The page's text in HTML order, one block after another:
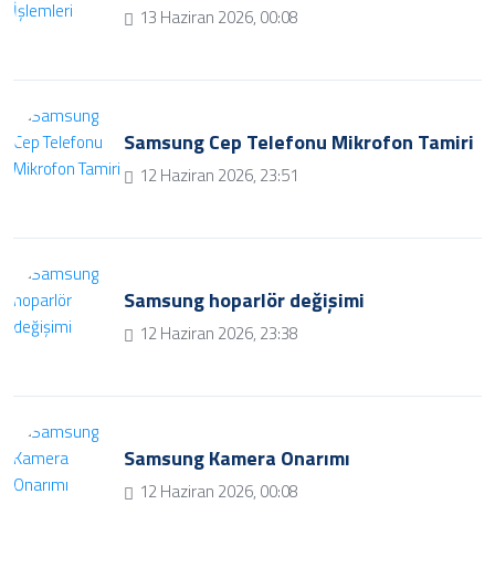
13 Haziran 2026, 00:08
Samsung Cep Telefonu Mikrofon Tamiri
12 Haziran 2026, 23:51
Samsung hoparlör değişimi
12 Haziran 2026, 23:38
Samsung Kamera Onarımı
12 Haziran 2026, 00:08